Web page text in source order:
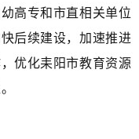
高专和市直相关单位
后续建设，加速推进
优化耒阳市教育资源